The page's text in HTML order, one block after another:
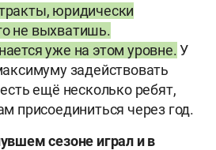
юридически
не выхватишь.
уже на этом уровне. У
задействовать
ещё несколько ребят,
присоединиться через год.
сезоне играл и в